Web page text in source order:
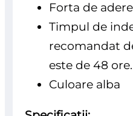
Forta de
Timpul de
recomandat
este de 48 ore.
Culoare alba